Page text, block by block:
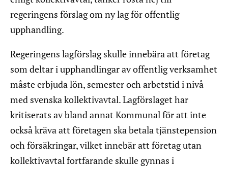
regeringens förslag om ny lag för offentlig
upphandling.
Regeringens lagförslag skulle innebära att företag
som deltar i upphandlingar av offentlig verksamhet
måste erbjuda lön, semester och arbetstid i nivå
med svenska kollektivavtal. Lagförslaget har
kritiserats av bland annat Kommunal för att inte
också kräva att företagen ska betala tjänstepension
och försäkringar, vilket innebär att företag utan
kollektivavtal fortfarande skulle gynnas i